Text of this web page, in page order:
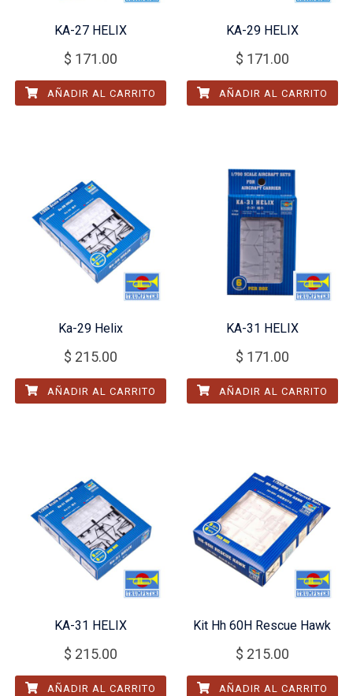
KA-27 HELIX
$ 171.00
AÑADIR AL CARRITO
KA-29 HELIX
$ 171.00
AÑADIR AL CARRITO
Ka-29 Helix
$ 215.00
AÑADIR AL CARRITO
KA-31 HELIX
$ 171.00
AÑADIR AL CARRITO
KA-31 HELIX
$ 215.00
AÑADIR AL CARRITO
Kit Hh 60H Rescue Hawk
$ 215.00
AÑADIR AL CARRITO